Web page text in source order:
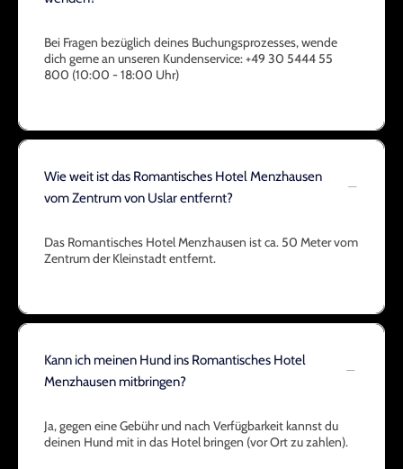
Bei Fragen bezüglich deines Buchungsprozesses, wende
dich gerne an unseren Kundenservice: +49 30 5444 55
800 (10:00 - 18:00 Uhr)
Wie weit ist das Romantisches Hotel Menzhausen
vom Zentrum von Uslar entfernt?
Das Romantisches Hotel Menzhausen ist ca. 50 Meter vom
Zentrum der Kleinstadt entfernt.
Kann ich meinen Hund ins Romantisches Hotel
Menzhausen mitbringen?
Ja, gegen eine Gebühr und nach Verfügbarkeit kannst du
deinen Hund mit in das Hotel bringen (vor Ort zu zahlen).